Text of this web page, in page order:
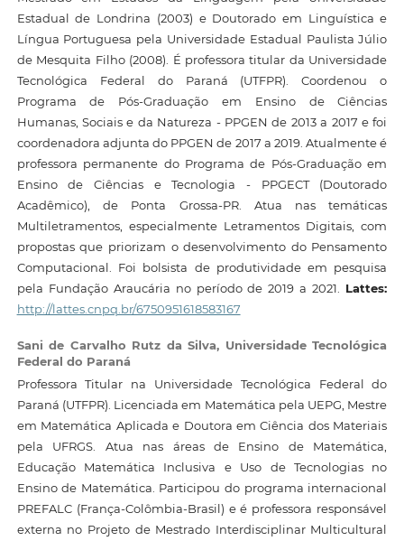
Estadual de Londrina (2003) e Doutorado em Linguística e
Língua Portuguesa pela Universidade Estadual Paulista Júlio
de Mesquita Filho (2008). É professora titular da Universidade
Tecnológica Federal do Paraná (UTFPR). Coordenou o
Programa de Pós-Graduação em Ensino de Ciências
Humanas, Sociais e da Natureza - PPGEN de 2013 a 2017 e foi
coordenadora adjunta do PPGEN de 2017 a 2019. Atualmente é
professora permanente do Programa de Pós-Graduação em
Ensino de Ciências e Tecnologia - PPGECT (Doutorado
Acadêmico), de Ponta Grossa-PR. Atua nas temáticas
Multiletramentos, especialmente Letramentos Digitais, com
propostas que priorizam o desenvolvimento do Pensamento
Computacional. Foi bolsista de produtividade em pesquisa
pela Fundação Araucária no período de 2019 a 2021. Lattes:
http://lattes.cnpq.br/6750951618583167
Sani de Carvalho Rutz da Silva, Universidade Tecnológica
Federal do Paraná
Professora Titular na Universidade Tecnológica Federal do
Paraná (UTFPR). Licenciada em Matemática pela UEPG, Mestre
em Matemática Aplicada e Doutora em Ciência dos Materiais
pela UFRGS. Atua nas áreas de Ensino de Matemática,
Educação Matemática Inclusiva e Uso de Tecnologias no
Ensino de Matemática. Participou do programa internacional
PREFALC (França-Colômbia-Brasil) e é professora responsável
externa no Projeto de Mestrado Interdisciplinar Multicultural